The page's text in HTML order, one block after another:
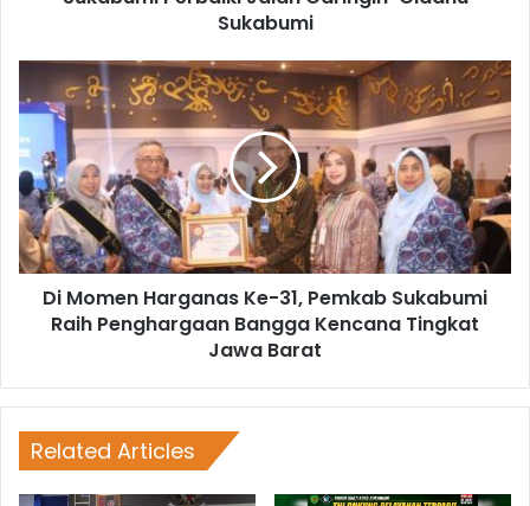
Sukabumi
Di Momen Harganas Ke-31, Pemkab Sukabumi
Raih Penghargaan Bangga Kencana Tingkat
Jawa Barat
Related Articles